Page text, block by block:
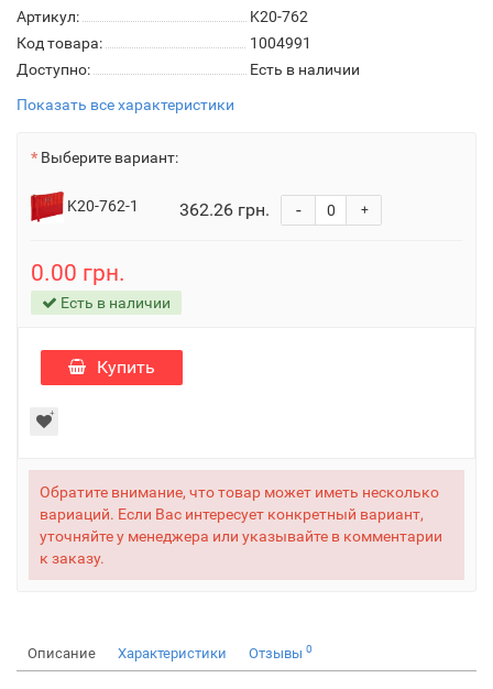
Артикул:
K20-762
Код товара:
1004991
Доступно:
Есть в наличии
Показать все характеристики
Выберите вариант:
K20-762-1 362.26 грн. +
-
0.00 грн.
Есть в наличии
Купить
Обратите внимание, что товар может иметь несколько
вариаций. Если Вас интересует конкретный вариант,
уточняйте у менеджера или указывайте в комментарии
к заказу.
Описание Характеристики Отзывы 0